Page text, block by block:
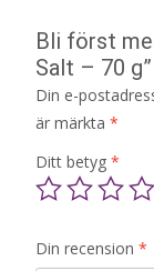
Bli först
Salt – 70 g”
Din e-
är märkta *
Ditt betyg *
Din recension *